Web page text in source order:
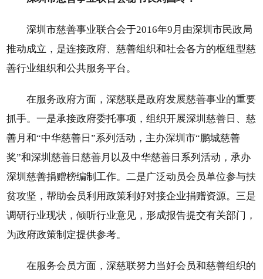
深圳市慈善事业联合会于2016年9月由深圳市民政局
推动成立，是连接政府、慈善组织和社会各方的枢纽型慈
善行业组织和公共服务平台。
在服务政府方面，深慈联是政府发展慈善事业的重要
抓手。一是承接政府委托事项，组织开展深圳慈善日、慈
善月和“中华慈善日”系列活动，主办深圳市“鹏城慈善
奖”和深圳慈善日慈善月以及中华慈善日系列活动，承办
深圳慈善捐赠榜编制工作。二是广泛动员会员单位参与扶
贫攻坚，帮助会员利用政策利好对接企业捐赠资源。三是
调研行业现状，倾听行业意见，形成报告提交有关部门，
为政府政策制定提供参考。
在服务会员方面，深慈联努力当好会员和慈善组织的